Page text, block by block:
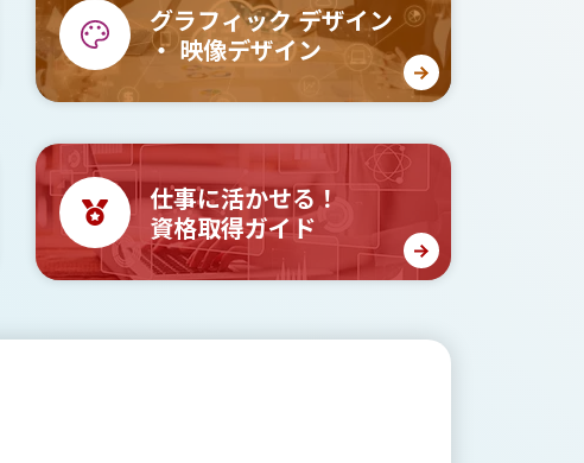
グラフィックデザイン
・ 映像デザイン
仕事に活かせる！
資格取得ガイド